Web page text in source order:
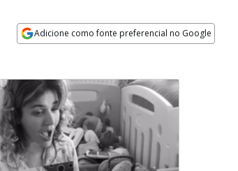
Adicione como fonte preferencial no Google